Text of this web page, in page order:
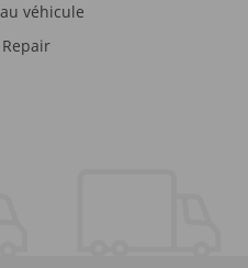
véhicule